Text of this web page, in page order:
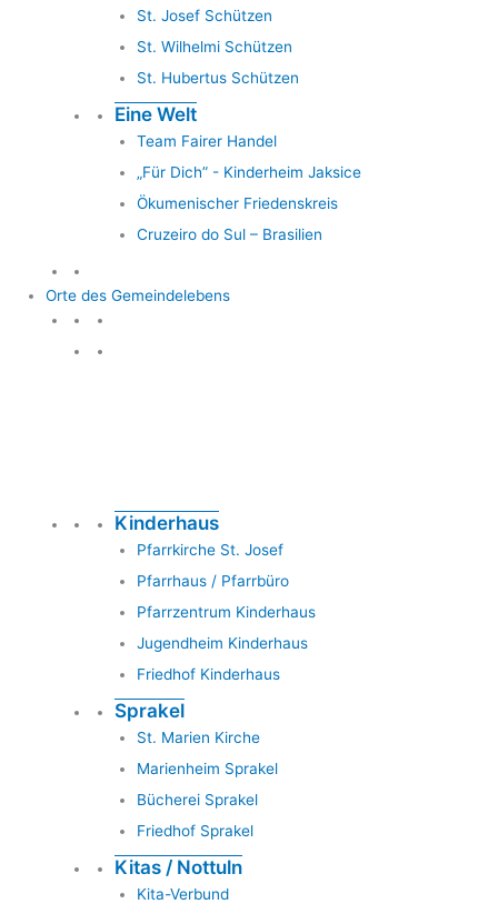
St. Josef Schützen
St. Wilhelmi Schützen
St. Hubertus Schützen
Eine Welt
Team Fairer Handel
„Für Dich” - Kinderheim Jaksice
Ökumenischer Friedenskreis
Cruzeiro do Sul – Brasilien
Orte des Gemeindelebens
Kinderhaus
Pfarrkirche St. Josef
Pfarrhaus / Pfarrbüro
Pfarrzentrum Kinderhaus
Jugendheim Kinderhaus
Friedhof Kinderhaus
Sprakel
St. Marien Kirche
Marienheim Sprakel
Bücherei Sprakel
Friedhof Sprakel
Kitas / Nottuln
Kita-Verbund